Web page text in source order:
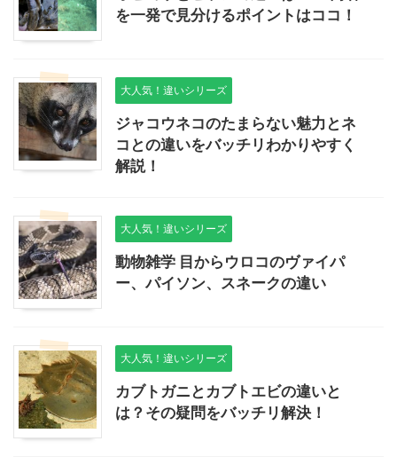
を一発で見分けるポイントはココ！
大人気！違いシリーズ
ジャコウネコのたまらない魅力とネ
コとの違いをバッチリわかりやすく
解説！
大人気！違いシリーズ
動物雑学 目からウロコのヴァイパ
ー、パイソン、スネークの違い
大人気！違いシリーズ
カブトガニとカブトエビの違いと
は？その疑問をバッチリ解決！